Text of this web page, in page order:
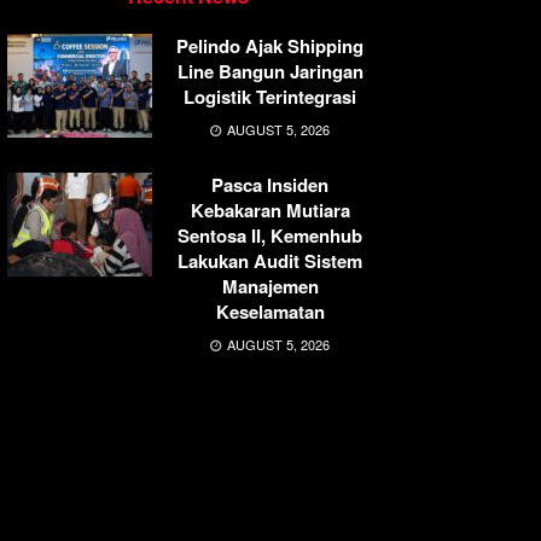
Pelindo Ajak Shipping
Line Bangun Jaringan
Logistik Terintegrasi
AUGUST 5, 2026
Pasca Insiden
Kebakaran Mutiara
Sentosa II, Kemenhub
Lakukan Audit Sistem
Manajemen
Keselamatan
AUGUST 5, 2026